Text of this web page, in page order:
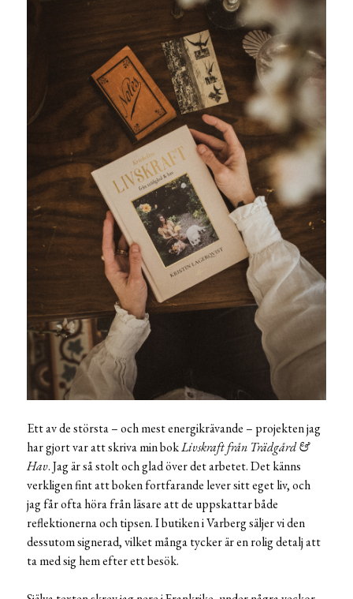
Ett av de största – och mest energikrävande – projekten jag
har gjort var att skriva min bokLivskraft från Trädgård &
Hav. Jag är så stolt och glad över det arbetet. Det känns
verkligen fint att boken fortfarande lever sitt eget liv, och
jag får ofta höra från läsare att de uppskattar både
reflektionerna och tipsen. I butiken i Varberg säljer vi den
dessutom signerad, vilket många tycker är en rolig detalj att
ta med sig hem efter ett besök.